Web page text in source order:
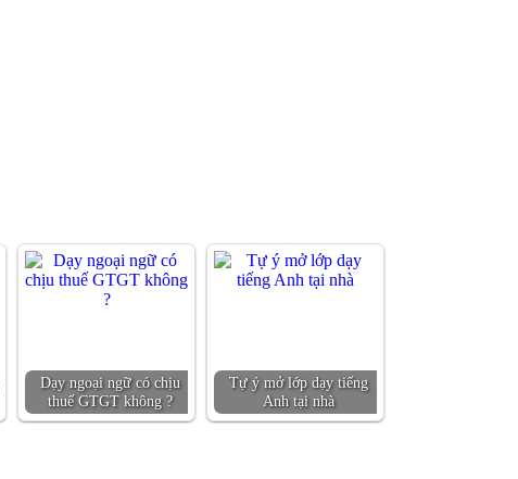
Dạy ngoại ngữ có chịu
thuế GTGT không ?
Tự ý mở lớp dạy tiếng
Anh tại nhà